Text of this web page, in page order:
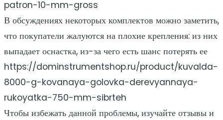
patron-10-mm-gross
В обсуждениях некоторых комплектов можно заметить,
что покупатели жалуются на плохие крепления: из них
выпадает оснастка, из-за чего есть шанс потерять ее
https://dominstrumentshop.ru/product/kuvalda-
8000-g-kovanaya-golovka-derevyannaya-
rukoyatka-750-mm-sibrteh
Чтобы избежать данной проблемы, изучайте отзывы и